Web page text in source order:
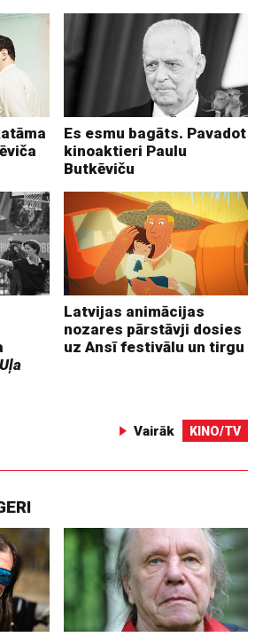
Es esmu bagāts. Pavadot
kinoaktieri Paulu
Butkēviču
Uļa
Latvijas animācijas
nozares pārstāvji dosies
uz Ansī festivālu un tirgu
Vairāk KINO/TV